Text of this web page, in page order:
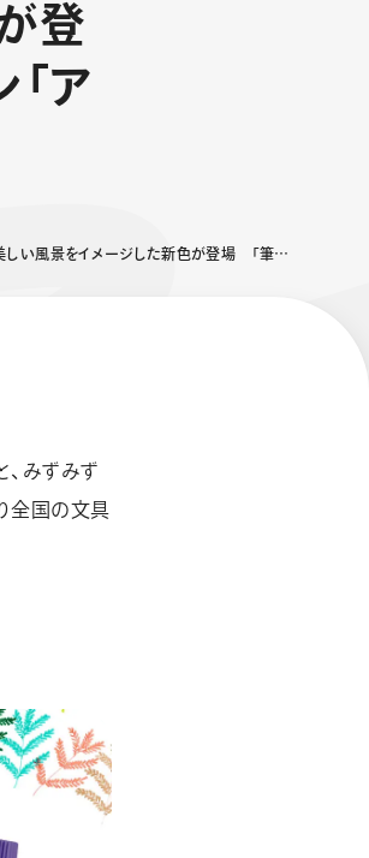
スマッシュ 限定 ダイヤ
モンドメタリックカラ
ーズ
登
「 ア
カラー筆ペンに旅先の美しい風景をイメージした新色が登場 「筆タッチサインペン」と毛筆タイプのカラー筆ペン「アートブラッシュ」に、新色各6色が追加
、みずみず
全国の文具